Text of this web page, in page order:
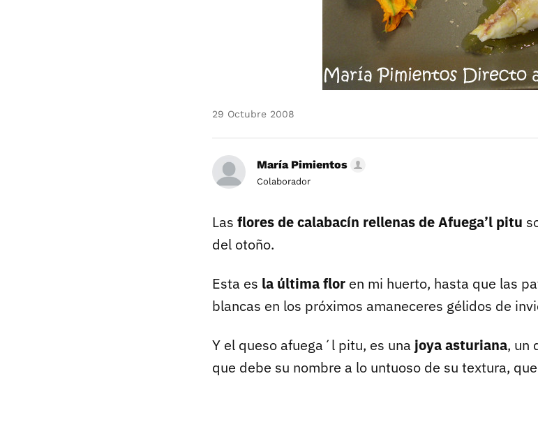
29 Octubre 2008
María Pimientos
Colaborador
Las flores de calabacín rellenas de Afuega’l pitu
del otoño.
Esta es la última flor en mi huerto, hasta que las
blancas en los próximos amaneceres gélidos de
Y el queso afuega´l pitu, es una joya asturiana, un
que debe su nombre a lo untuoso de su textura,